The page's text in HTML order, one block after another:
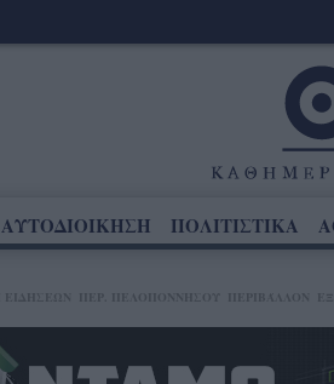
ΑΥΤΟΔΙΟΙΚΗΣΗ ΠΟΛΙΤΙΣΤΙΚΑ